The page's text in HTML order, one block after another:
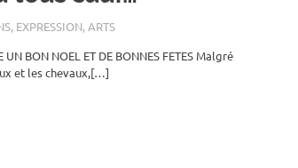
LAHANA
, EXPRESSION, ARTS
BON NOEL ET DE BONNES FETES Malgré
et les chevaux,[…]